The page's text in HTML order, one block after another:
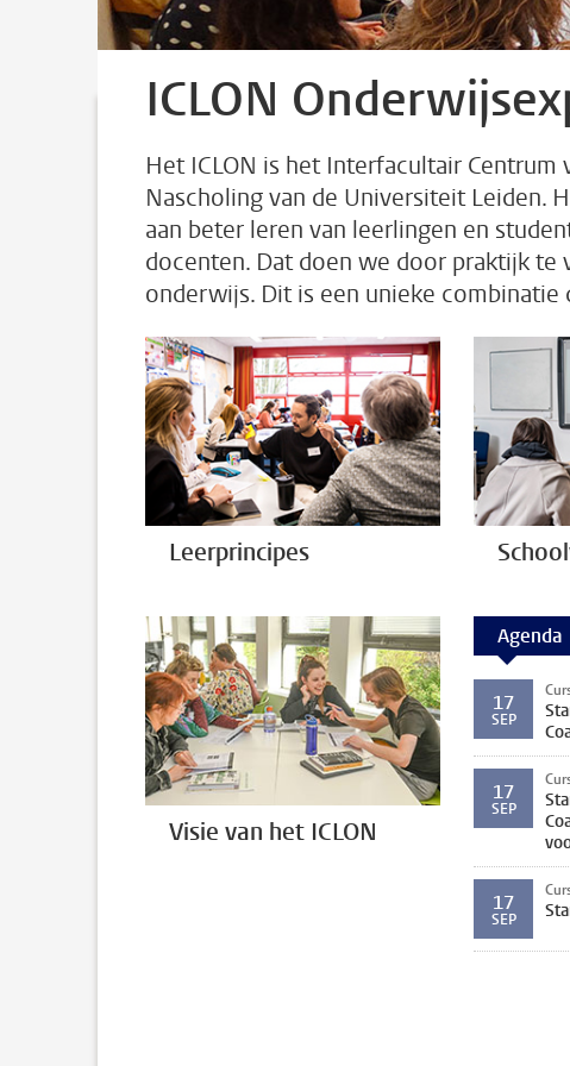
ICLON
Het ICLON is het Interfacultair
Nascholing van de Universiteit Leiden.
aan beter leren van leerlingen en
docenten. Dat doen we door praktijk
onderwijs. Dit is een unieke
Leerprincipes
Visie van het ICLON
Agenda
17
SEP
17
SEP
17
SEP